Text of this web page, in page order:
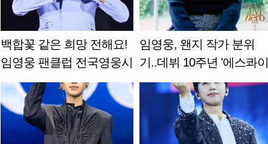
백합꽃 같은 희망 전해요!
임영웅 팬클럽 전국영웅시
대, 데뷔 10주년 기념 '웅드
림장학금' 네 번째 꽃밭
임영웅, 왠지 작가 분위
기..데뷔 10주년 '에스콰이
어' 커버 장식